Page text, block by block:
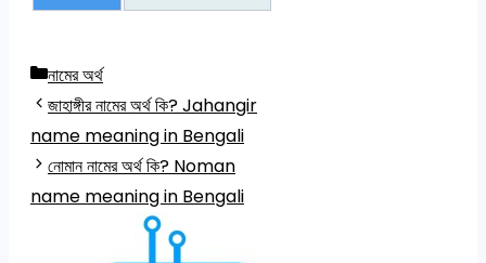
Categories
নামের অর্থ
জাহাঙ্গীর নামের অর্থ কি? Jahangir
name meaning in Bengali
নোমান নামের অর্থ কি? Noman
name meaning in Bengali